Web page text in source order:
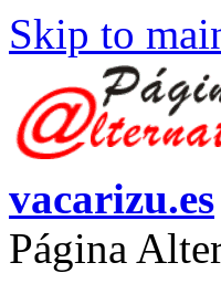
Skip to
vacarizu.es
Página